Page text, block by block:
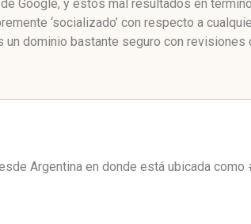
Google, y estos mal resultados en
‘socializado’ con respecto a
un dominio bastante seguro con revisiones
Argentina en donde está ubicada como